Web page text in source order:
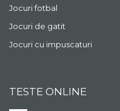
Jocuri fotbal
Jocuri de gatit
Jocuri cu impuscaturi
TESTE ONLINE